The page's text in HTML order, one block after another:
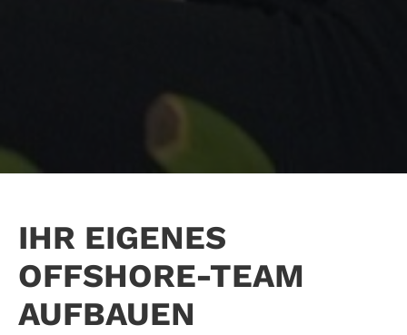
IHR EIGENES
OFFSHORE-TEAM
AUFBAUEN